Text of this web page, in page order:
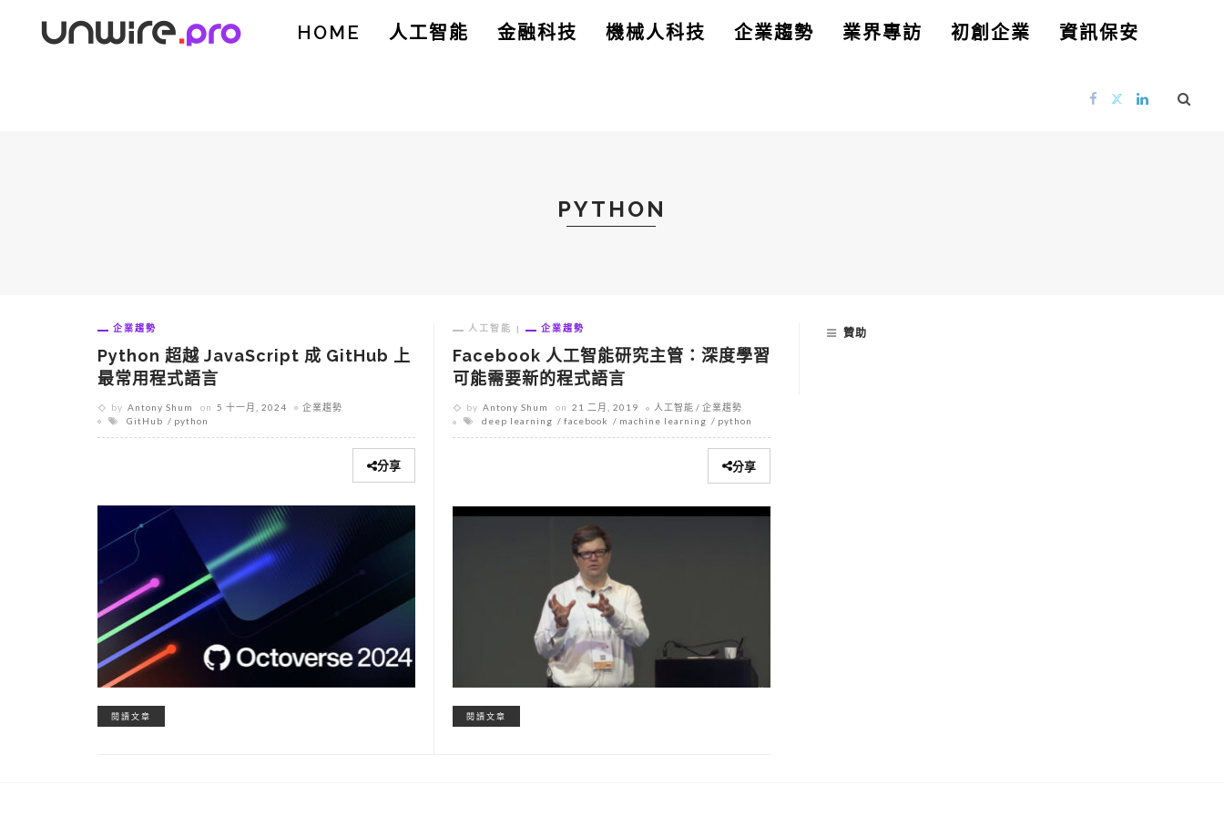
HOME 人工智能 金融科技 機械人科技 企業趨勢 業界專訪 初創企業 資訊保安
PYTHON
企業趨勢
Python 超越 JavaScript 成 GitHub 上
最常用程式語言
by Antony Shum on 5 十一月, 2024
企業趨勢
GitHub
python
分享
閱讀文章
人工智能 企業趨勢
Facebook 人工智能研究主管：深度學習
可能需要新的程式語言
by Antony Shum on 21 二月, 2019 人工智能
企業趨勢
deep learning
facebook machine learning python
分享
閱讀文章
贊助